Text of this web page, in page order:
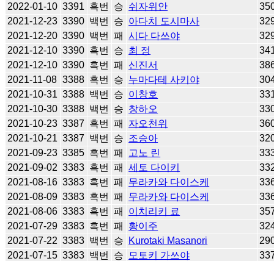
2022-01-10 3391 흑번 승 쉬자위안
2021-12-23 3390 백번 승 아다치 도시마사
2021-12-20 3390 백번 패 시다 다쓰야
2021-12-10 3390 흑번 승 최 정
2021-12-10 3390 흑번 패 신진서
2021-11-08 3388 흑번 승 누마다테 사키야
2021-10-31 3388 백번 승 이창호
2021-10-30 3388 백번 승 창하오
2021-10-23 3387 흑번 패 자오천위
2021-10-21 3387 백번 승 조승아
2021-09-23 3385 흑번 패 고노 린
2021-09-02 3383 흑번 패 세토 다이키
2021-08-16 3383 흑번 패 무라카와 다이스케
2021-08-09 3383 흑번 패 무라카와 다이스케
2021-08-06 3383 흑번 패 이치리키 료
2021-07-29 3383 흑번 패 황이주
2021-07-22 3383 백번 승 Kurotaki Masanori
2021-07-15 3383 백번 승 모토키 가쓰야